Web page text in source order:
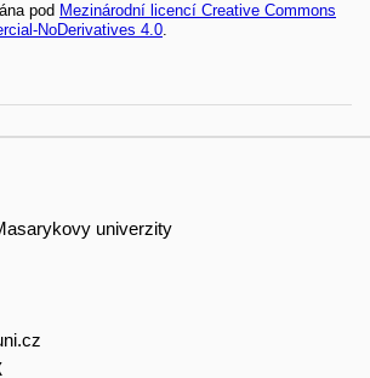
pod Mezinárodní licencí Creative Commons
NoDerivatives 4.0.
univerzity